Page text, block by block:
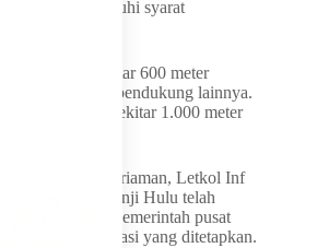
yang memenuhi syarat
luas sekitar 600 meter
dan fasilitas pendukung lainnya.
minimal sekitar 1.000 meter
Kodim 0308/Pariaman, Letkol Inf
KDMP Kuranji Hulu telah
langsung dari pemerintah pusat
seluruh spesifikasi yang ditetapkan.